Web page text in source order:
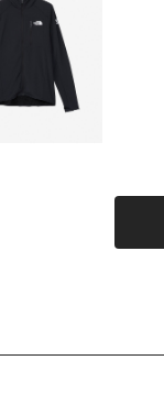
FACE】
GRID F
FULL ZIP HO